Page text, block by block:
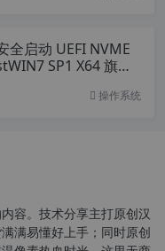
全启动 UEFI NVME
SP1 X64 旗舰
操作系统
容。技术分享主打原创汉
满易懂好上手；同时原创